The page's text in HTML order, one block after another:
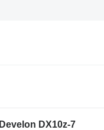
Develon DX10z-7